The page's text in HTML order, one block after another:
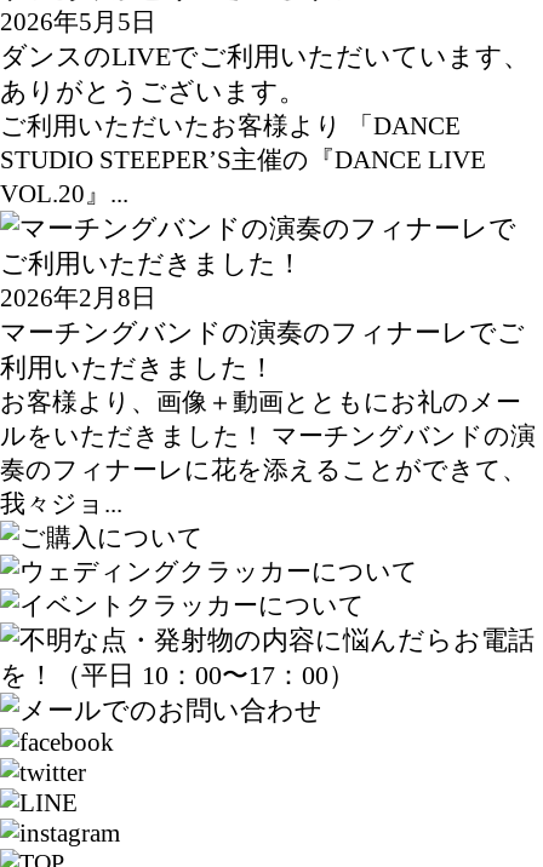
2026年5月5日
ダンスのLIVEでご利用いただいています、
ありがとうございます。
ご利用いただいたお客様より 「DANCE
STUDIO STEEPER’S主催の『DANCE LIVE
VOL.20』...
2026年2月8日
マーチングバンドの演奏のフィナーレでご
利用いただきました！
お客様より、画像＋動画とともにお礼のメー
ルをいただきました！ マーチングバンドの演
奏のフィナーレに花を添えることができて、
我々ジョ...